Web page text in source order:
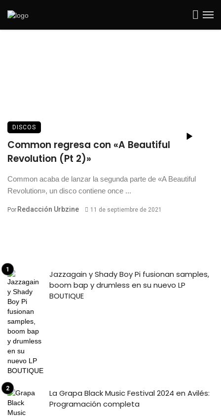
DISCOS
Common regresa con «A Beautiful
Revolution (Pt 2)»
Common acaba de lanzar la segunda parte de «A Beautiful
Revolution», un disco contiene once ...
Por Redacción Urbzine 11 de septiembre de 2021
Jazzagain y Shady Boy Pi fusionan samples,
boom bap y drumless en su nuevo LP
BOUTIQUE
La Grapa Black Music Festival 2024 en Avilés:
Programación completa